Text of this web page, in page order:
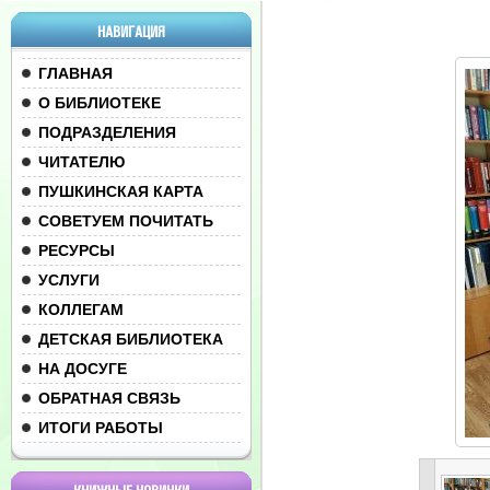
НАВИГАЦИЯ
ГЛАВНАЯ
О БИБЛИОТЕКЕ
ПОДРАЗДЕЛЕНИЯ
ЧИТАТЕЛЮ
ПУШКИНСКАЯ КАРТА
СОВЕТУЕМ ПОЧИТАТЬ
РЕСУРСЫ
УСЛУГИ
КОЛЛЕГАМ
ДЕТСКАЯ БИБЛИОТЕКА
НА ДОСУГЕ
ОБРАТНАЯ СВЯЗЬ
ИТОГИ РАБОТЫ